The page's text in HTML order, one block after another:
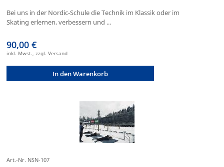
Bei uns in der Nordic-Schule die Technik im Klassik oder im
Skating erlernen, verbessern und ...
90,00 €
inkl. Mwst., zzgl. Versand
In den Warenkorb
Art.-Nr. NSN-107